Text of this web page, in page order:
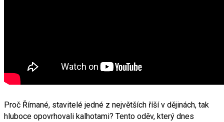
Proč Římané, stavitelé jedné z největších říší v dějinách, tak
hluboce opovrhovali kalhotami? Tento oděv, který dnes